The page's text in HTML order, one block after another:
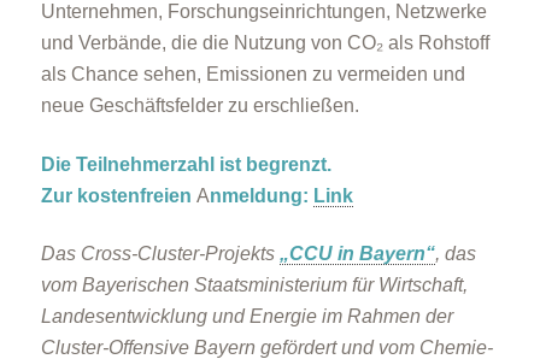
Unternehmen, Forschungseinrichtungen, Netzwerke
und Verbände, die die Nutzung von CO₂ als Rohstoff
als Chance sehen, Emissionen zu vermeiden und
neue Geschäftsfelder zu erschließen.
Die Teilnehmerzahl ist begrenzt.
Zur kostenfreien Anmeldung: Link
Das Cross-Cluster-Projekts „CCU in Bayern“, das
vom Bayerischen Staatsministerium für Wirtschaft,
Landesentwicklung und Energie im Rahmen der
Cluster-Offensive Bayern gefördert und vom Chemie-